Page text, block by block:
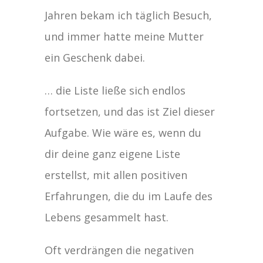
Jahren bekam ich täglich Besuch,
und immer hatte meine Mutter
ein Geschenk dabei.
… die Liste ließe sich endlos
fortsetzen, und das ist Ziel dieser
Aufgabe. Wie wäre es, wenn du
dir deine ganz eigene Liste
erstellst, mit allen positiven
Erfahrungen, die du im Laufe des
Lebens gesammelt hast.
Oft verdrängen die negativen